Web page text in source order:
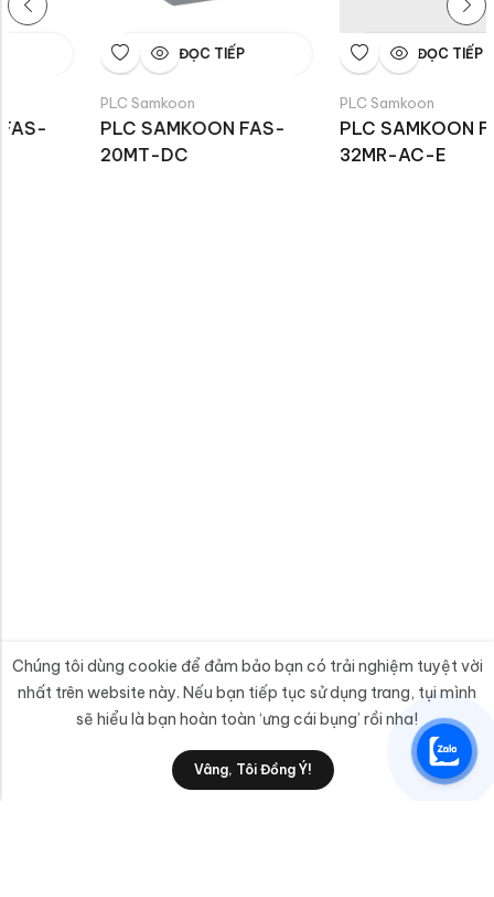
ĐỌC TIẾP
PLC Samkoon
PLC SAMKOON FAS-
20MT-DC
ĐỌC TIẾP
PLC Samkoon
PLC SAMKOON FAS-
32MR-AC-E
Chúng tôi dùng cookie để đảm bảo bạn có trải nghiệm tuyệt vời
nhất trên website này. Nếu bạn tiếp tục sử dụng trang, tụi mình
sẽ hiểu là bạn hoàn toàn ‘ưng cái bụng’ rồi nha!
Vâng, Tôi Đồng Ý!